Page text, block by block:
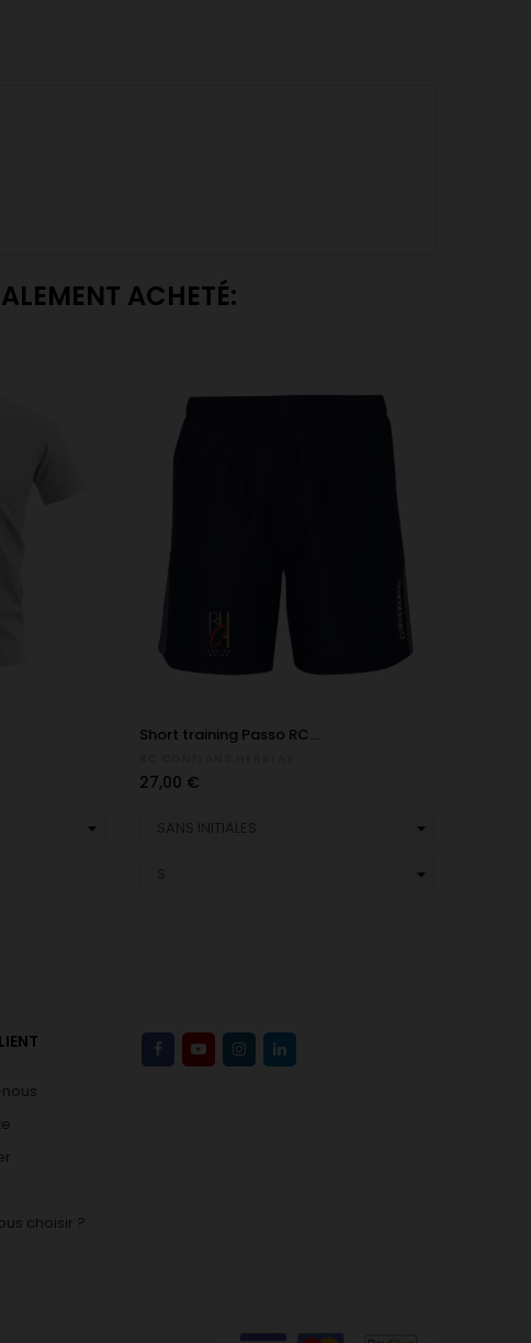
ACHETÉ:
Short training Passo RC...
Prix
27,00 €
choisir ?